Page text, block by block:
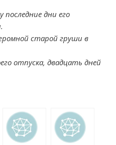
последние дни его
старой груши в
отпуска, двадцать дней